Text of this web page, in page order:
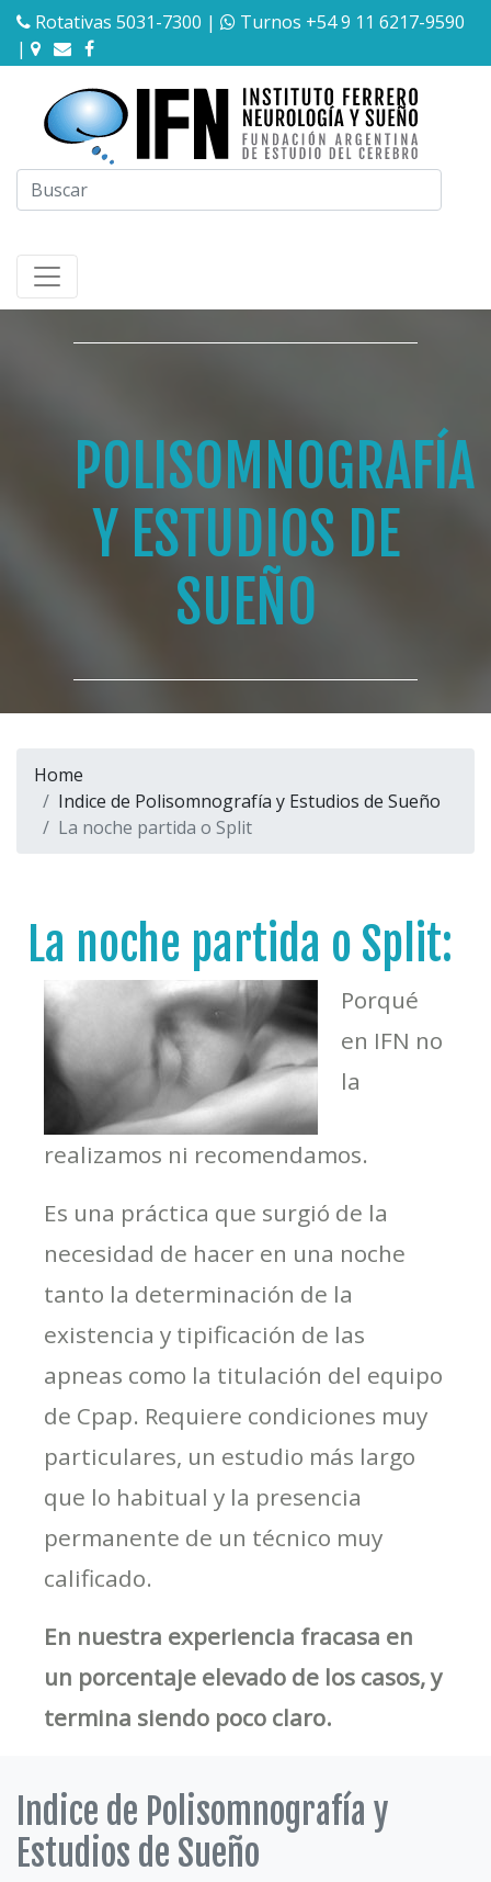
Rotativas 5031-7300 |
Turnos +54 9 11 6217-9590
|
POLISOMNOGRAFÍA
Y ESTUDIOS DE
SUEÑO
Home
Indice de Polisomnografía y Estudios de Sueño
La noche partida o Split
La noche partida o Split:
Porqué
en IFN no
la
realizamos ni recomendamos.
Es una práctica que surgió de la
necesidad de hacer en una noche
tanto la determinación de la
existencia y tipificación de las
apneas como la titulación del equipo
de Cpap. Requiere condiciones muy
particulares, un estudio más largo
que lo habitual y la presencia
permanente de un técnico muy
calificado.
En nuestra experiencia fracasa en
un porcentaje elevado de los casos, y
termina siendo poco claro.
Indice de Polisomnografía y
Estudios de Sueño